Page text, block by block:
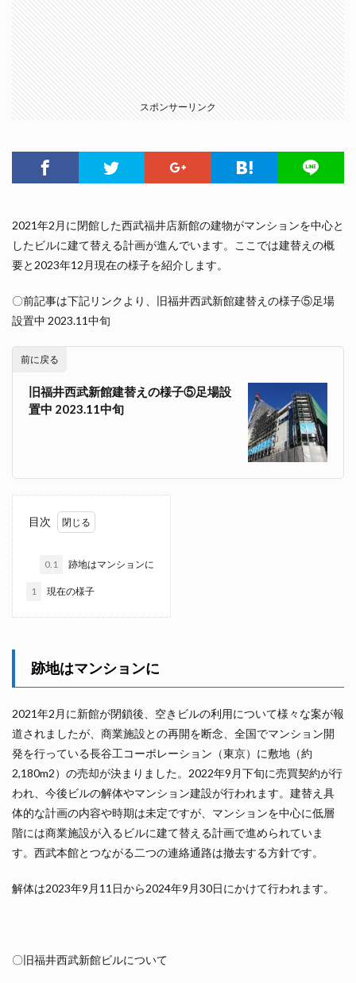
スポンサーリンク
2021年2月に閉館した西武福井店新館の建物がマンションを中心と
したビルに建て替える計画が進んでいます。ここでは建替えの概
要と2023年12月現在の様子を紹介します。
〇前記事は下記リンクより、旧福井西武新館建替えの様子⑤足場
設置中 2023.11中旬
前に戻る
旧福井西武新館建替えの様子⑤足場設
置中 2023.11中旬
目次
0.1 跡地はマンションに
1 現在の様子
跡地はマンションに
2021年2月に新館が閉鎖後、空きビルの利用について様々な案が報
道されましたが、商業施設との再開を断念、全国でマンション開
発を行っている長谷工コーポレーション（東京）に敷地（約
2,180m2）の売却が決まりました。2022年9月下旬に売買契約が行
われ、今後ビルの解体やマンション建設が行われます。建替え具
体的な計画の内容や時期は未定ですが、マンションを中心に低層
階には商業施設が入るビルに建て替える計画で進められていま
す。西武本館とつながる二つの連絡通路は撤去する方針です。
解体は2023年9月11日から2024年9月30日にかけて行われます。
〇旧福井西武新館ビルについて